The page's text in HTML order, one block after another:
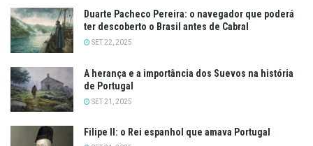
Duarte Pacheco Pereira: o navegador que poderá
ter descoberto o Brasil antes de Cabral
SET 22, 2025
A herança e a importância dos Suevos na história
de Portugal
SET 21, 2025
Filipe II: o Rei espanhol que amava Portugal